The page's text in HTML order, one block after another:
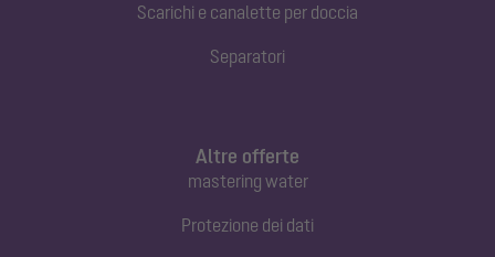
Scarichi e canalette per doccia
Separatori
Altre offerte
mastering water
Protezione dei dati